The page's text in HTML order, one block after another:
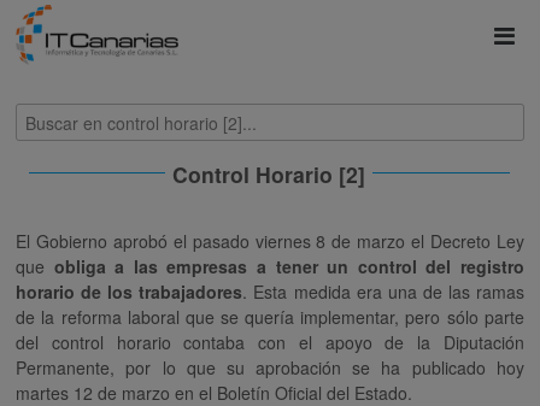
Control Horario [2]
El Gobierno aprobó el pasado viernes 8 de marzo el Decreto Ley
que obliga a las empresas a tener un control del registro
horario de los trabajadores. Esta medida era una de las ramas
de la reforma laboral que se quería implementar, pero sólo parte
del control horario contaba con el apoyo de la Diputación
Permanente, por lo que su aprobación se ha publicado hoy
martes 12 de marzo en el Boletín Oficial del Estado.